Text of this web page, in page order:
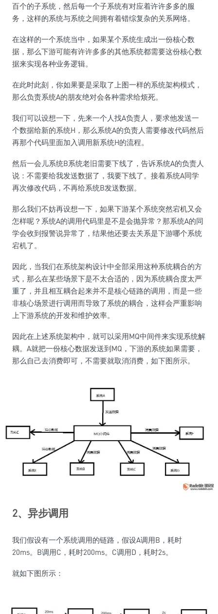
百个的子系统，然后每一个子系统有对应着许许多多的服
务，这样的系统与系统之间拥有着错综复杂的关系网络。
在这样的一个系统当中，如果某个系统生成出一份核心数
据，那么下游可能有许许多多的其他系统都需要这份核心数
据来实现各种业务逻辑。
在此时此刻，你如果要是采取了上图一样的系统架构模式，
那么负责系统A的朋友绝对会各种需求给烦死。
我们可以设想一下，先来一个人找A负责人，要求他发送一
个数据给新的系统H，那么系统A的负责人需要修改代码然后
再那个代码里面加入调用新系统H的流程。
然后一会儿系统B系统老旧需要下线了，告诉系统A的负责人
说：不需要给我发送数据了，我要下线了。接着系统A同学
再次修改代码，不再给系统B发送数据。
那么我们不妨再设想一下，如果下游某个系统突然宕机又会
怎样呢？系统A的调用代码里是不是会抛异常？那系统A的同
学会收到报警说异常了，结果他还要去关系是下游哪个系统
宕机了。
因此，当我们在系统架构设计中全部采用这种系统耦合的方
式，那么在某些场景下是不太合适的，因为系统耦合度太严
重了，并且相互耦合起来并不是核心链路的调用，而是一些
非核心场景进行调用而导致了系统的耦合，这样会严重影响
上下游系统的开发和维护效率。
因此在上述系统架构中，就可以采用MQ中间件来实现系统解
耦。A就把一份核心数据发送到MQ，下游的系统如果需要，
那么自己去消费即可，不需要就取消消费，如下图所示。
2、异步调用
我们假设有一个系统调用的链路，假设A调用B，耗时
20ms。B调用C，耗时200ms。C调用D，耗时2s。
就如下图所示：